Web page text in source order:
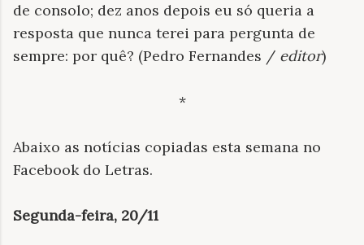
de consolo; dez anos depois eu só queria a
resposta que nunca terei para pergunta de
sempre: por quê? (Pedro Fernandes / editor)
*
Abaixo as notícias copiadas esta semana no
Facebook do Letras.
Segunda-feira, 20/11